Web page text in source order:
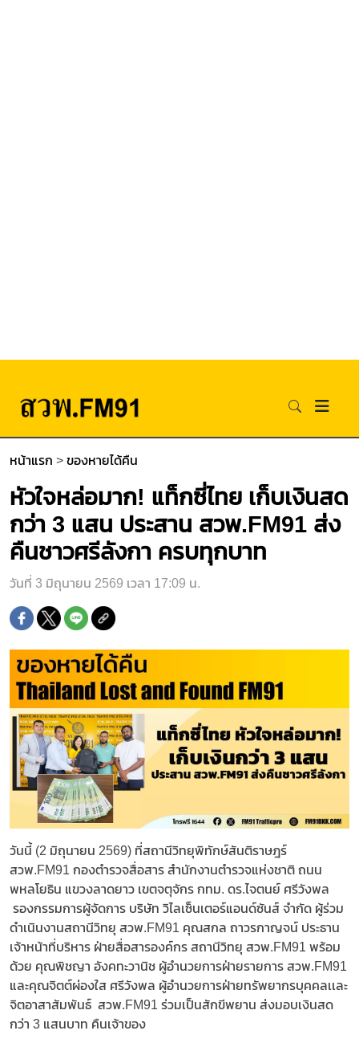
หน้าแรก > ของหายได้คืน
หัวใจหล่อมาก! แท็กซี่ไทย เก็บเงินสด
กว่า 3 แสน ประสาน สวพ.FM91 ส่ง
คืนชาวศรีลังกา ครบทุกบาท
วันที่ 3 มิถุนายน 2569 เวลา 17:09 น.
วันนี้ (2 มิถุนายน 2569) ที่สถานีวิทยุพิทักษ์สันติราษฎร์
สวพ.FM91 กองตำรวจสื่อสาร สำนักงานตำรวจแห่งชาติ ถนน
พหลโยธิน แขวงลาดยาว เขตจตุจักร กทม. ดร.ไจตนย์ ศรีวังพล
รองกรรมการผู้จัดการ บริษัท วิไลเซ็นเตอร์แอนด์ซันส์ จำกัด ผู้ร่วม
ดำเนินงานสถานีวิทยุ สวพ.FM91 คุณสกล ถาวรกาญจน์ ประธาน
เจ้าหน้าที่บริหาร ฝ่ายสื่อสารองค์กร สถานีวิทยุ สวพ.FM91 พร้อม
ด้วย คุณพิชญา อังคทะวานิช ผู้อำนวยการฝ่ายรายการ สวพ.FM91
และคุณจิตต์ผ่องใส ศรีวังพล ผู้อำนวยการฝ่ายทรัพยากรบุคคลเเละ
จิตอาสาสัมพันธ์ สวพ.FM91 ร่วมเป็นสักขีพยาน ส่งมอบเงินสด
กว่า 3 แสนบาท คืนเจ้าของ